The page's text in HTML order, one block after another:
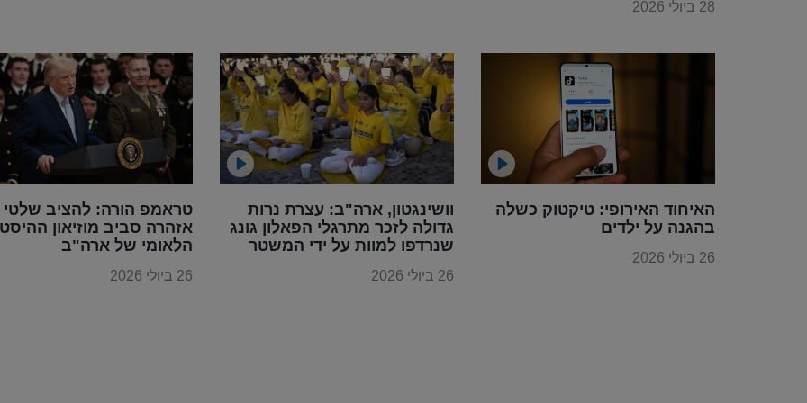
28 ביולי 2026
טראמפ הורה: להציב שלטי
אזהרה סביב מוזיאון
הלאומי של ארה"ב
26 ביולי 2026
וושינגטון, ארה"ב: עצרת נרות
גדולה לזכר מתרגלי הפאלון גונג
שנרדפו למוות על ידי המשטר
26 ביולי 2026
האיחוד האירופי: טיקטוק כשלה
בהגנה על ילדים
26 ביולי 2026